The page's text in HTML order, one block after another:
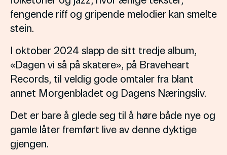
fengende riff og gripende melodier kan smelte
stein.
I oktober 2024 slapp de sitt tredje album,
«Dagen vi så på skatere», på Braveheart
Records, til veldig gode omtaler fra blant
annet Morgenbladet og Dagens Næringsliv.
Det er bare å glede seg til å høre både nye og
gamle låter fremført live av denne dyktige
gjengen.